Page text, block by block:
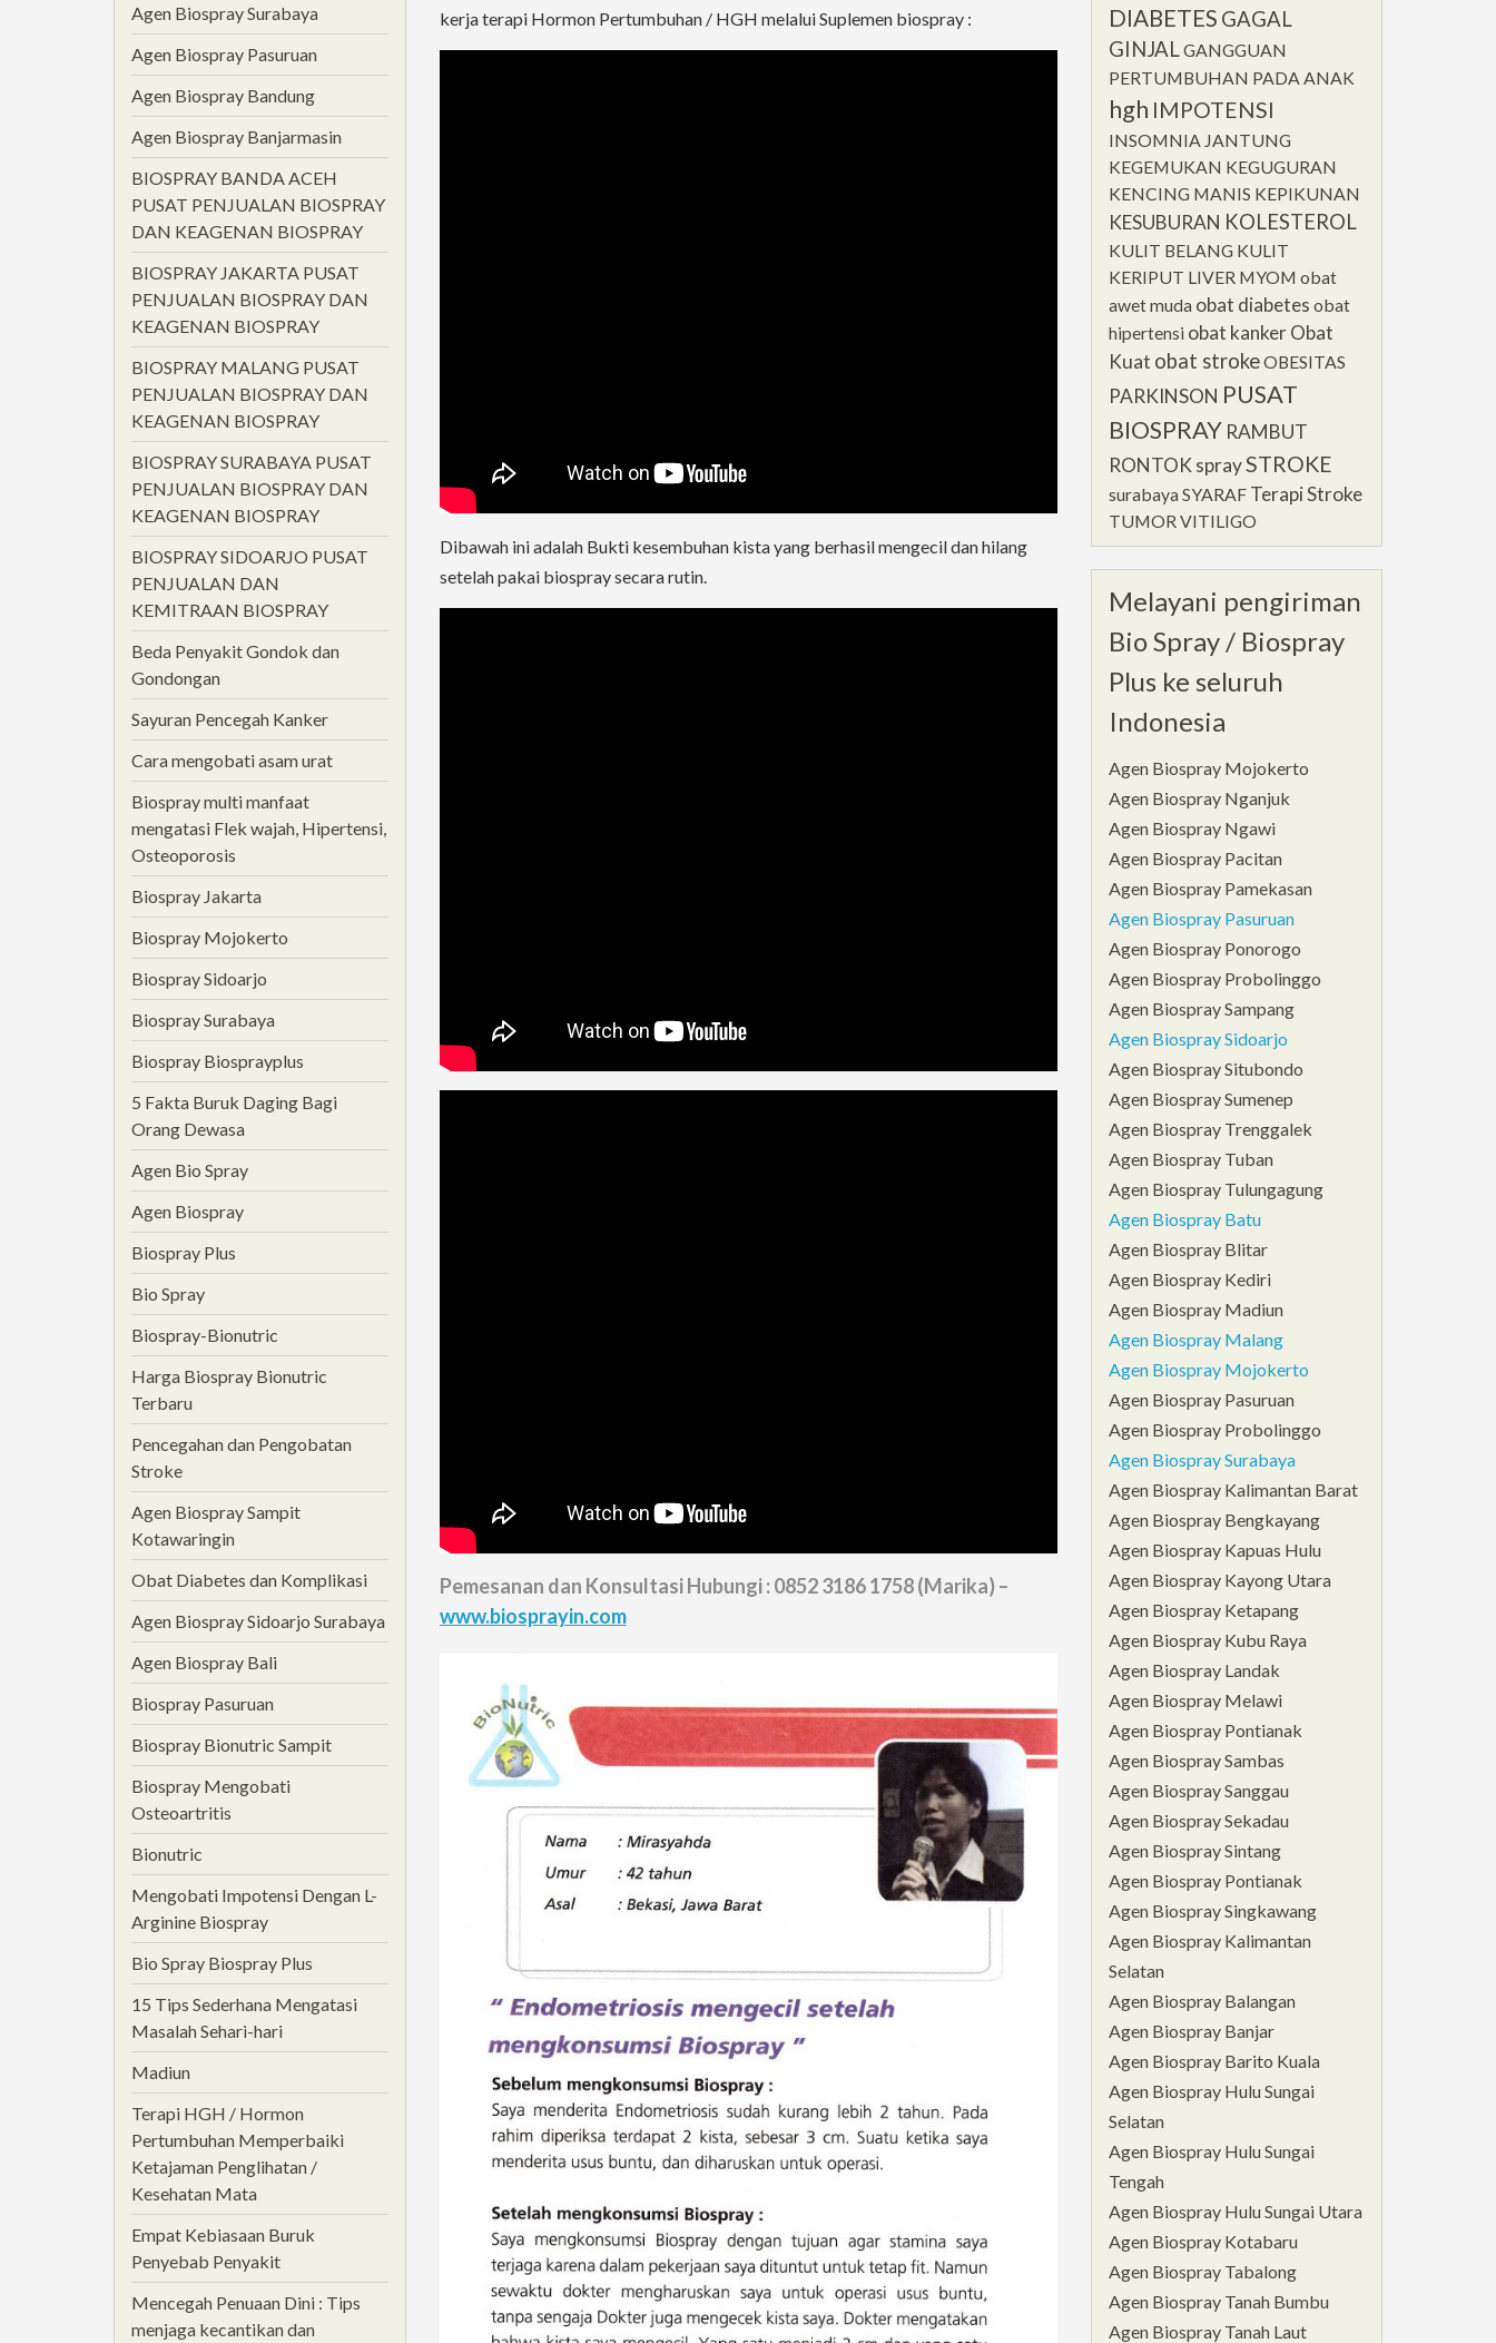
kerja terapi Hormon Pertumbuhan / HGH melalui Suplemen biospray :
Dibawah ini adalah Bukti kesembuhan kista yang berhasil mengecil dan hilang
setelah pakai biospray secara rutin.
Pemesanan dan Konsultasi Hubungi : 0852 3186 1758 (Marika) –
www.biosprayin.com
DIABETES GAGAL
GINJALGANGGUAN
PERTUMBUHAN PADA ANAK
hgh IMPOTENSI
INSOMNIA JANTUNG
KEGEMUKAN KEGUGURAN
KENCING MANIS KEPIKUNAN
KESUBURAN KOLESTEROL
KULIT BELANG KULIT
KERIPUT LIVER MYOM obat
awet muda obat diabetes obat
hipertensi obat kanker Obat
Kuat obat strokeOBESITAS
PARKINSON PUSAT
BIOSPRAY RAMBUT
RONTOK spraySTROKE
surabaya SYARAF Terapi Stroke
TUMOR VITILIGO
Melayani pengiriman
Bio Spray / Biospray
Plus ke seluruh
Indonesia
Agen Biospray Mojokerto
Agen Biospray Nganjuk
Agen Biospray Ngawi
Agen Biospray Pacitan
Agen Biospray Pamekasan
Agen Biospray Pasuruan
Agen Biospray Ponorogo
Agen Biospray Probolinggo
Agen Biospray Sampang
Agen Biospray Sidoarjo
Agen Biospray Situbondo
Agen Biospray Sumenep
Agen Biospray Trenggalek
Agen Biospray Tuban
Agen Biospray Tulungagung
Agen Biospray Batu
Agen Biospray Blitar
Agen Biospray Kediri
Agen Biospray Madiun
Agen Biospray Malang
Agen Biospray Mojokerto
Agen Biospray Pasuruan
Agen Biospray Probolinggo
Agen Biospray Surabaya
Agen Biospray Kalimantan Barat
Agen Biospray Bengkayang
Agen Biospray Kapuas Hulu
Agen Biospray Kayong Utara
Agen Biospray Ketapang
Agen Biospray Kubu Raya
Agen Biospray Landak
Agen Biospray Melawi
Agen Biospray Pontianak
Agen Biospray Sambas
Agen Biospray Sanggau
Agen Biospray Sekadau
Agen Biospray Sintang
Agen Biospray Pontianak
Agen Biospray Singkawang
Agen Biospray Kalimantan
Selatan
Agen Biospray Balangan
Agen Biospray Banjar
Agen Biospray Barito Kuala
Agen Biospray Hulu Sungai
Selatan
Agen Biospray Hulu Sungai
Tengah
Agen Biospray Hulu Sungai Utara
Agen Biospray Kotabaru
Agen Biospray Tabalong
Agen Biospray Tanah Bumbu
Agen Biospray Tanah Laut
Agen Biospray Surabaya
Agen Biospray Pasuruan
Agen Biospray Bandung
Agen Biospray Banjarmasin
BIOSPRAY BANDA ACEH
PUSAT PENJUALAN BIOSPRAY
DAN KEAGENAN BIOSPRAY
BIOSPRAY JAKARTA PUSAT
PENJUALAN BIOSPRAY DAN
KEAGENAN BIOSPRAY
BIOSPRAY MALANG PUSAT
PENJUALAN BIOSPRAY DAN
KEAGENAN BIOSPRAY
BIOSPRAY SURABAYA PUSAT
PENJUALAN BIOSPRAY DAN
KEAGENAN BIOSPRAY
BIOSPRAY SIDOARJO PUSAT
PENJUALAN DAN
KEMITRAAN BIOSPRAY
Beda Penyakit Gondok dan
Gondongan
Sayuran Pencegah Kanker
Cara mengobati asam urat
Biospray multi manfaat
mengatasi Flek wajah, Hipertensi,
Osteoporosis
Biospray Jakarta
Biospray Mojokerto
Biospray Sidoarjo
Biospray Surabaya
Biospray Biosprayplus
5 Fakta Buruk Daging Bagi
Orang Dewasa
Agen Bio Spray
Agen Biospray
Biospray Plus
Bio Spray
Biospray-Bionutric
Harga Biospray Bionutric
Terbaru
Pencegahan dan Pengobatan
Stroke
Agen Biospray Sampit
Kotawaringin
Obat Diabetes dan Komplikasi
Agen Biospray Sidoarjo Surabaya
Agen Biospray Bali
Biospray Pasuruan
Biospray Bionutric Sampit
Biospray Mengobati
Osteoartritis
Bionutric
Mengobati Impotensi Dengan L-
Arginine Biospray
Bio Spray Biospray Plus
15 Tips Sederhana Mengatasi
Masalah Sehari-hari
Madiun
Terapi HGH / Hormon
Pertumbuhan Memperbaiki
Ketajaman Penglihatan /
Kesehatan Mata
Empat Kebiasaan Buruk
Penyebab Penyakit
Mencegah Penuaan Dini : Tips
menjaga kecantikan dan